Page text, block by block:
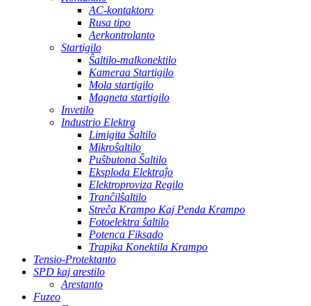
AC-kontaktoro
Rusa tipo
Aerkontrolanto
Startigilo
Ŝaltilo-malkonektilo
Kameraa Startigilo
Mola startigilo
Magneta startigilo
Invetilo
Industrio Elektra
Limigita Ŝaltilo
Mikroŝaltilo
Puŝbutona Ŝaltilo
Eksploda Elektraĵo
Elektroproviza Regilo
Tranĉilŝaltilo
Streĉa Krampo Kaj Penda Krampo
Fotoelektra ŝaltilo
Potenca Fiksado
Trapika Konektila Krampo
Tensio-Protektanto
SPD kaj arestilo
Arestanto
Fuzeo